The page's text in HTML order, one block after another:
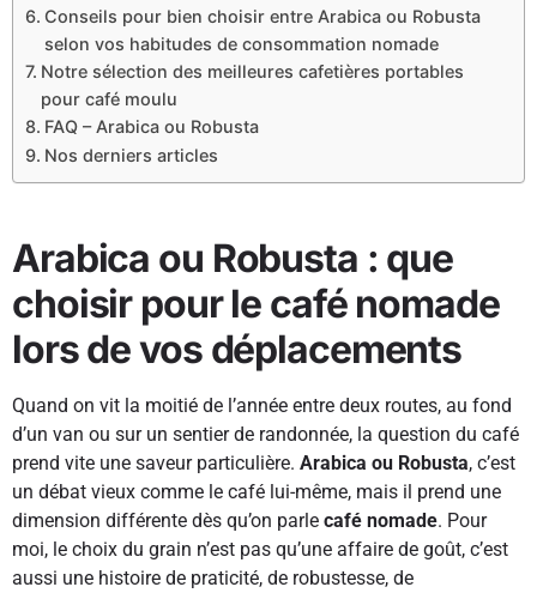
Conseils pour bien choisir entre Arabica ou Robusta
selon vos habitudes de consommation nomade
Notre sélection des meilleures cafetières portables​
pour café moulu
FAQ – Arabica ou Robusta
Nos derniers articles
Arabica ou Robusta : que
choisir pour le café nomade
lors de vos déplacements
Quand on vit la moitié de l’année entre deux routes, au fond
d’un van ou sur un sentier de randonnée, la question du café
prend vite une saveur particulière. Arabica ou Robusta, c’est
un débat vieux comme le café lui-même, mais il prend une
dimension différente dès qu’on parle café nomade. Pour
moi, le choix du grain n’est pas qu’une affaire de goût, c’est
aussi une histoire de praticité, de robustesse, de